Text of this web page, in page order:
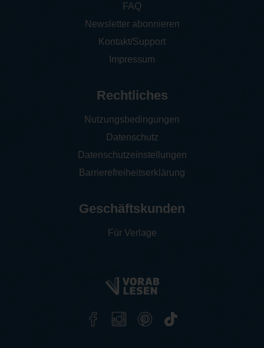
FAQ
Newsletter abonnieren
Kontakt/Support
Impressum
Rechtliches
Nutzungsbedingungen
Datenschutz
Datenschutzeinstellungen
Barrierefreiheitserklärung
Geschäftskunden
Für Verlage